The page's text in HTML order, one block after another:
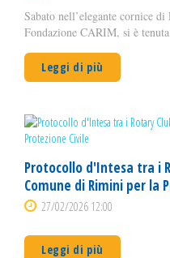
Sabato nell’elegante cornice
Fondazione CARIM, si è
Leggi di più
Protocollo d'Intesa tra i
Comune di Rimini per la
27/02/2026 12:00
Leggi di più